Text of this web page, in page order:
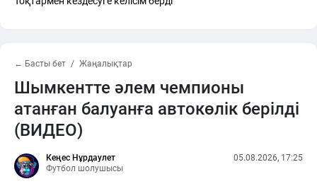
← Басты бет Жаңалықтар
Шымкентте әлем чемпионы
атанған балуанға автокөлік берілді
(ВИДЕО)
Кеңес Нұрдаулет
Футбол шолушысы
05.08.2026, 17:25